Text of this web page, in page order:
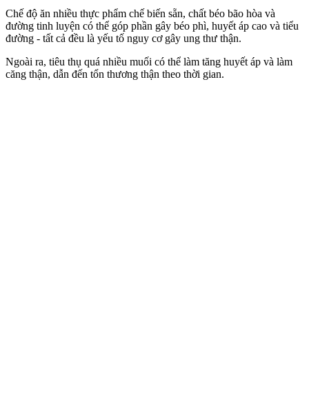
Chế độ ăn nhiều thực phẩm chế biến sẵn, chất béo bão hòa và
đường tinh luyện có thể góp phần gây béo phì, huyết áp cao và tiểu
đường - tất cả đều là yếu tố nguy cơ gây ung thư thận.
Ngoài ra, tiêu thụ quá nhiều muối có thể làm tăng huyết áp và làm
căng thận, dẫn đến tổn thương thận theo thời gian.